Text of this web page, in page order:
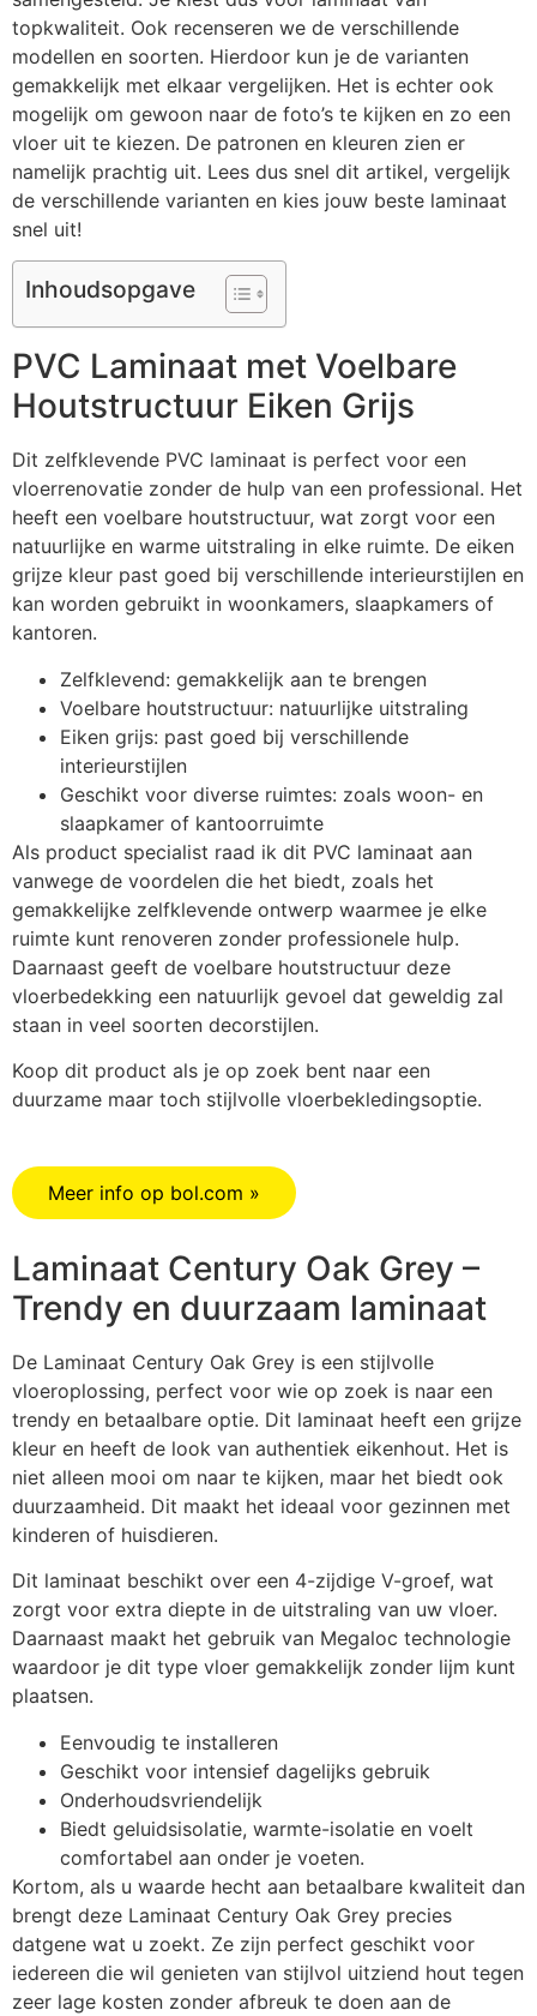
topkwaliteit. Ook recenseren we de verschillende
modellen en soorten. Hierdoor kun je de varianten
gemakkelijk met elkaar vergelijken. Het is echter ook
mogelijk om gewoon naar de foto’s te kijken en zo een
vloer uit te kiezen. De patronen en kleuren zien er
namelijk prachtig uit. Lees dus snel dit artikel, vergelijk
de verschillende varianten en kies jouw beste laminaat
snel uit!
Inhoudsopgave
PVC Laminaat met Voelbare
Houtstructuur Eiken Grijs
Dit zelfklevende PVC laminaat is perfect voor een
vloerrenovatie zonder de hulp van een professional. Het
heeft een voelbare houtstructuur, wat zorgt voor een
natuurlijke en warme uitstraling in elke ruimte. De eiken
grijze kleur past goed bij verschillende interieurstijlen en
kan worden gebruikt in woonkamers, slaapkamers of
kantoren.
Zelfklevend: gemakkelijk aan te brengen
Voelbare houtstructuur: natuurlijke uitstraling
Eiken grijs: past goed bij verschillende
interieurstijlen
Geschikt voor diverse ruimtes: zoals woon- en
slaapkamer of kantoorruimte
Als product specialist raad ik dit PVC laminaat aan
vanwege de voordelen die het biedt, zoals het
gemakkelijke zelfklevende ontwerp waarmee je elke
ruimte kunt renoveren zonder professionele hulp.
Daarnaast geeft de voelbare houtstructuur deze
vloerbedekking een natuurlijk gevoel dat geweldig zal
staan in veel soorten decorstijlen.
Koop dit product als je op zoek bent naar een
duurzame maar toch stijlvolle vloerbekledingsoptie.
Meer info op bol.com »
Laminaat Century Oak Grey –
Trendy en duurzaam laminaat
De Laminaat Century Oak Grey is een stijlvolle
vloeroplossing, perfect voor wie op zoek is naar een
trendy en betaalbare optie. Dit laminaat heeft een grijze
kleur en heeft de look van authentiek eikenhout. Het is
niet alleen mooi om naar te kijken, maar het biedt ook
duurzaamheid. Dit maakt het ideaal voor gezinnen met
kinderen of huisdieren.
Dit laminaat beschikt over een 4-zijdige V-groef, wat
zorgt voor extra diepte in de uitstraling van uw vloer.
Daarnaast maakt het gebruik van Megaloc technologie
waardoor je dit type vloer gemakkelijk zonder lijm kunt
plaatsen.
Eenvoudig te installeren
Geschikt voor intensief dagelijks gebruik
Onderhoudsvriendelijk
Biedt geluidsisolatie, warmte-isolatie en voelt
comfortabel aan onder je voeten.
Kortom, als u waarde hecht aan betaalbare kwaliteit dan
brengt deze Laminaat Century Oak Grey precies
datgene wat u zoekt. Ze zijn perfect geschikt voor
iedereen die wil genieten van stijlvol uitziend hout tegen
zeer lage kosten zonder afbreuk te doen aan de